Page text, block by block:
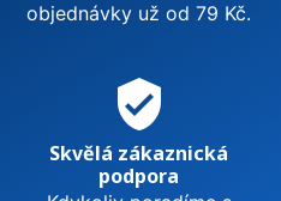
objednávky už od 79 Kč.
verified_user
Skvělá zákaznická
podpora